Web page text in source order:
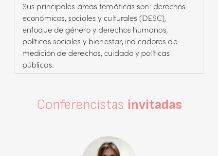
Sus principales áreas temáticas son: derechos
económicos, sociales y culturales (DESC),
enfoque de género y derechos humanos,
políticas sociales y bienestar, indicadores de
medición de derechos, cuidado y políticas
públicas.
Conferencistas invitadas